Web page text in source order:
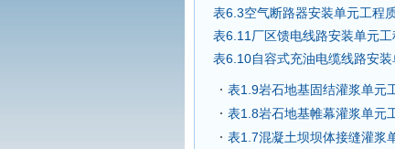
表6.3空气断路器安装单元工程
表6.11厂区馈电线路安装单元
表6.10自容式充油电缆线路安
表1.9岩石地基固结灌浆单元
表1.8岩石地基帷幕灌浆单元
表1.7混凝土坝坝体接缝灌浆